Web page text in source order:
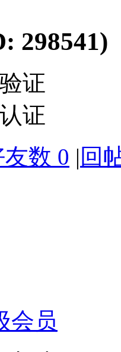
298541)
证
证
友数 0 | 回
会员